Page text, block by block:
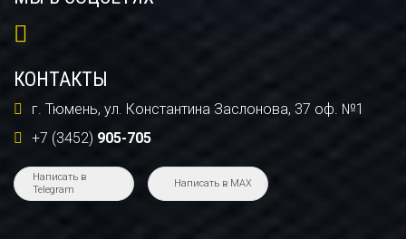
КОНТАКТЫ
г. Тюмень, ул. Константина Заслонова, 37 оф. №1
+7 (3452) 905-705
Написать в
Telegram
Написать в MAX